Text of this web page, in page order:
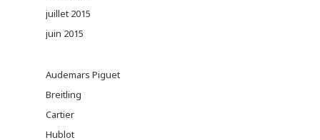
juillet 2015
juin 2015
Audemars Piguet
Breitling
Cartier
Hublot